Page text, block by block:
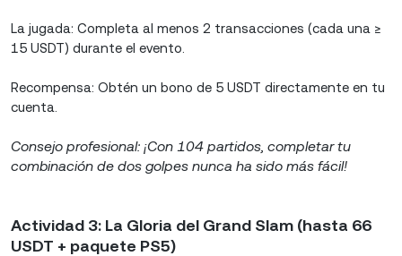
La jugada: Completa al menos 2 transacciones (cada una ≥
15 USDT) durante el evento.
Recompensa: Obtén un bono de 5 USDT directamente en tu
cuenta.
Consejo profesional: ¡Con 104 partidos, completar tu
combinación de dos golpes nunca ha sido más fácil!
Actividad 3: La Gloria del Grand Slam (hasta 66
USDT + paquete PS5)